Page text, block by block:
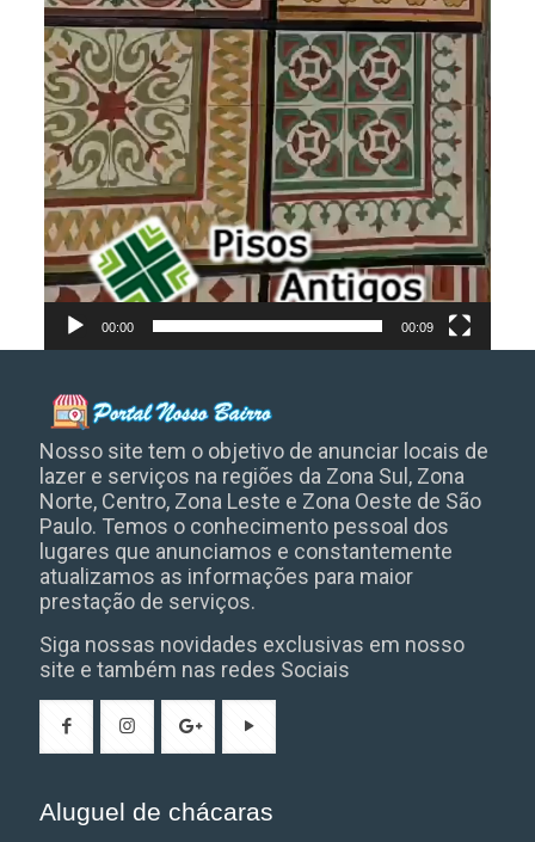
00:00 00:09
Nosso site tem o objetivo de anunciar locais de
lazer e serviços na regiões da Zona Sul, Zona
Norte, Centro, Zona Leste e Zona Oeste de São
Paulo. Temos o conhecimento pessoal dos
lugares que anunciamos e constantemente
atualizamos as informações para maior
prestação de serviços.
Siga nossas novidades exclusivas em nosso
site e também nas redes Sociais
Aluguel de chácaras